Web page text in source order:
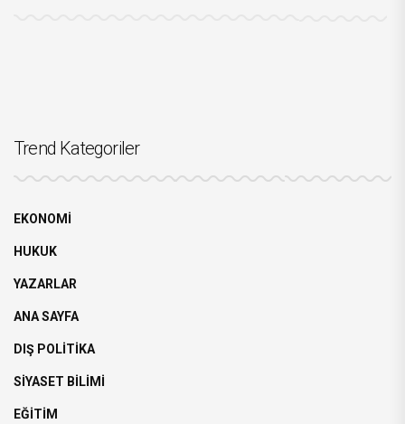
Trend Kategoriler
EKONOMİ
HUKUK
YAZARLAR
ANA SAYFA
DIŞ POLİTİKA
SİYASET BİLİMİ
EĞİTİM